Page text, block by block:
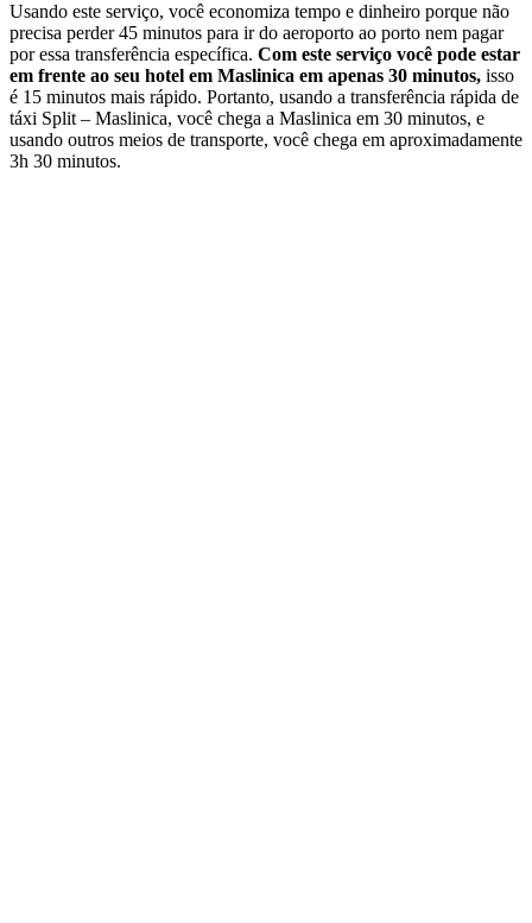
Usando este serviço, você economiza tempo e dinheiro porque não
precisa perder 45 minutos para ir do aeroporto ao porto nem pagar
por essa transferência específica. Com este serviço você pode estar
em frente ao seu hotel em Maslinica em apenas 30 minutos, isso
é 15 minutos mais rápido. Portanto, usando a transferência rápida de
táxi Split – Maslinica, você chega a Maslinica em 30 minutos, e
usando outros meios de transporte, você chega em aproximadamente
3h 30 minutos.